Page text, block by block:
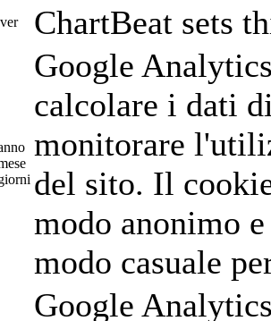
ChartBeat sets
Google
calcolare i dati
monitorare
del sito. Il
modo anonimo
modo casuale
Google